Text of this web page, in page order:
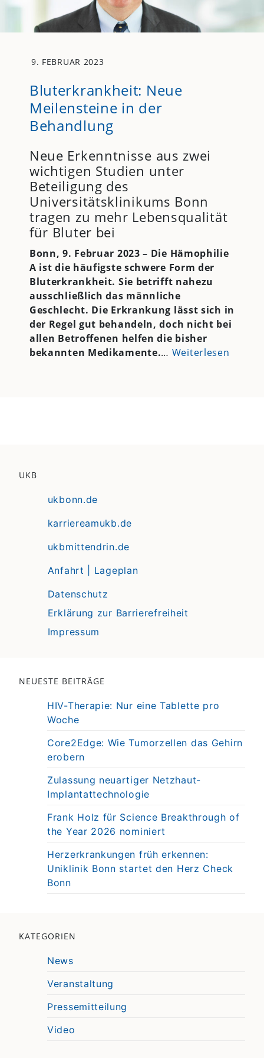
9. FEBRUAR 2023
Bluterkrankheit: Neue
Meilensteine in der
Behandlung
Neue Erkenntnisse aus zwei
wichtigen Studien unter
Beteiligung des
Universitätsklinikums Bonn
tragen zu mehr Lebensqualität
für Bluter bei
Bonn, 9. Februar 2023 – Die Hämophilie
A ist die häufigste schwere Form der
Bluterkrankheit. Sie betrifft nahezu
ausschließlich das männliche
Geschlecht. Die Erkrankung lässt sich in
der Regel gut behandeln, doch nicht bei
allen Betroffenen helfen die bisher
bekannten Medikamente.… Weiterlesen
UKB
ukbonn.de
karriereamukb.de
ukbmittendrin.de
Anfahrt | Lageplan
Datenschutz
Erklärung zur Barrierefreiheit
Impressum
NEUESTE BEITRÄGE
HIV-Therapie: Nur eine Tablette pro
Woche
Core2Edge: Wie Tumorzellen das Gehirn
erobern
Zulassung neuartiger Netzhaut-
Implantattechnologie
Frank Holz für Science Breakthrough of
the Year 2026 nominiert
Herzerkrankungen früh erkennen:
Uniklinik Bonn startet den Herz Check
Bonn
KATEGORIEN
News
Veranstaltung
Pressemitteilung
Video